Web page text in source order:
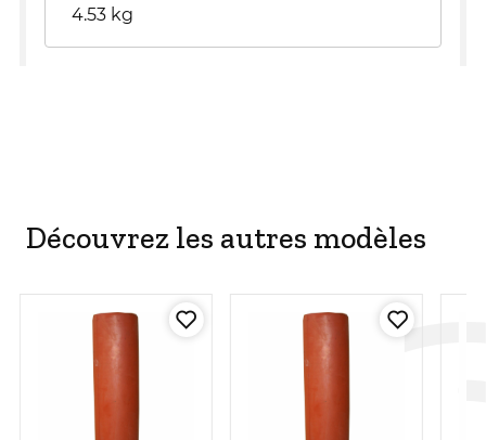
4.53 kg
Découvrez les autres modèles